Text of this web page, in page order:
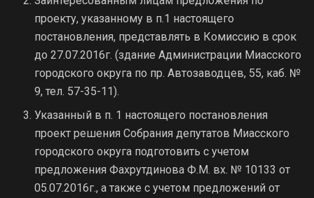
проекту, указанному в п.1 настоящего
постановления, представлять в Комиссию в срок
до 27.07.2016г. (здание Администрации Миасского
городского округа по пр. Автозаводцев, 55, каб. №
9, тел. 57-35-11).
Указанный в п. 1 настоящего постановления
проект решения Собрания депутатов Миасского
городского округа подготовить с учетом
предложения Фахрутдинова Ф.М. вх. № 10133 от
05.07.2016г., а также с учетом предложений от